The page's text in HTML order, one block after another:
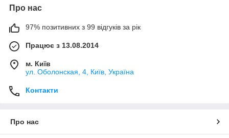
Про нас
97% позитивних з 99 відгуків за рік
Працює з 13.08.2014
м. Київ
ул. Оболонская, 4, Київ, Україна
Контакти
Про нас